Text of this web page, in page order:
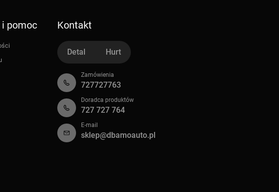
pomoc Kontakt
Detal Hurt
Zamówienia
727727763
Doradca produktów
727 727 764
E-mail
sklep@dbamoauto.pl